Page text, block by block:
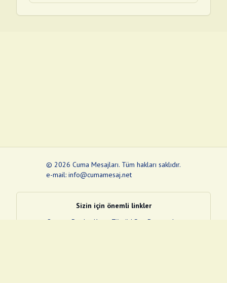
© 2026 Cuma Mesajları. Tüm hakları saklıdır.
e-mail: info@cumamesaj.net
Sizin için önemli linkler
Quran
e-Devlet Kapısı Tüvtürk Son Depremler